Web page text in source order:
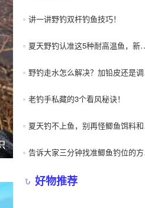
讲一讲野钓双杆钓鱼技巧！
夏天野钓认准这5种耐高温鱼，新手也能连竿爆护！
野钓走水怎么解决？加铅皮还是调漂？
老钓手私藏的3个看风秘诀！
夏天钓不上鱼，别再怪鲫鱼饵料和天气！
告诉大家三分钟找准鲫鱼钓位的方法！
好物推荐